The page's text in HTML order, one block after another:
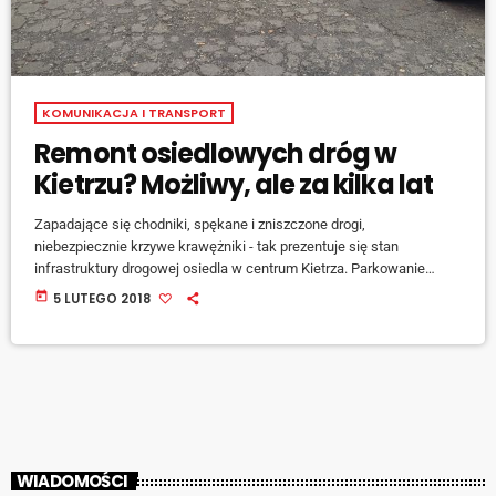
KOMUNIKACJA I TRANSPORT
Remont osiedlowych dróg w
Kietrzu? Możliwy, ale za kilka lat
Zapadające się chodniki, spękane i zniszczone drogi,
niebezpiecznie krzywe krawężniki - tak prezentuje się stan
infrastruktury drogowej osiedla w centrum Kietrza. Parkowanie
samochodów to wolnoamerykanka. Pogarszająca się sytuacja to
today 5 LUTEGO 2018
WIADOMOŚCI